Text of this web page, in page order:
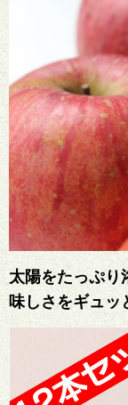
太陽をたっぷり
味しさをギュッ